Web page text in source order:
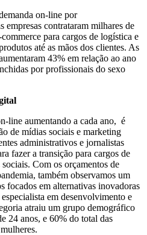
on-line por
empresas contrataram milhares de
para cargos de logística e
até as mãos dos clientes. As
43% em relação ao ano
por profissionais do sexo
line aumentando a cada ano, é
de mídias sociais e marketing
administrativos e jornalistas
fazer a transição para cargos de
Com os orçamentos de
também observamos um
focados em alternativas inovadoras
em desenvolvimento e
atraiu um grupo demográfico
24 anos, e 60% do total das